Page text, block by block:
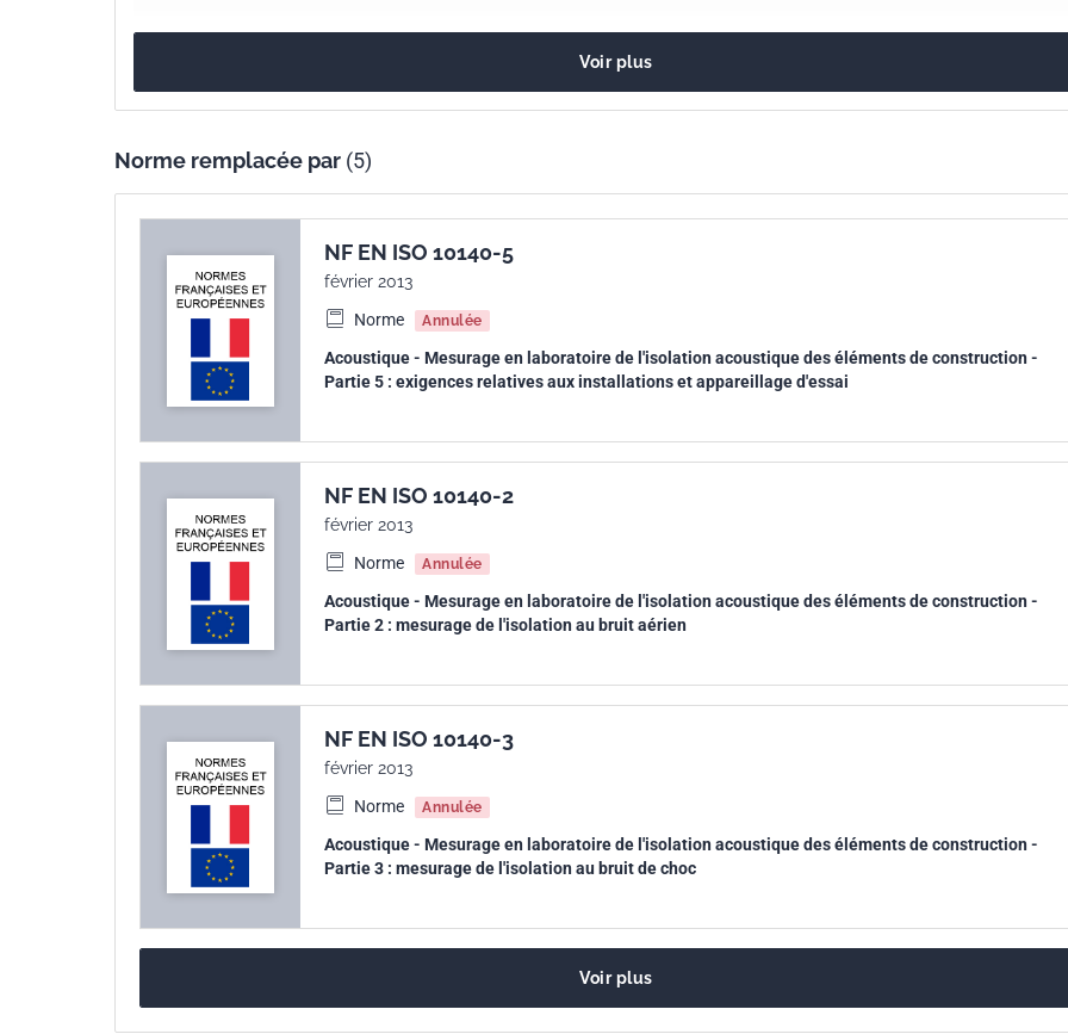
Codes ICS 91.120.20Acoustique dans le bâtiment. Isolation acoustique
Numéro de tirage 1 - décembre 2005
internationale
ISO 140-11:2005
européenne
EN ISO 140-11:2005
Voir plus
Norme remplacée par (5)
NF EN ISO 10140-5
février 2013
Norme
Annulée
Acoustique - Mesurage en laboratoire de l'isolation acoustique des éléments de construction -
Partie 5 : exigences relatives aux installations et appareillage d'essai
NF EN ISO 10140-2
février 2013
Norme
Annulée
Acoustique - Mesurage en laboratoire de l'isolation acoustique des éléments de construction -
Partie 2 : mesurage de l'isolation au bruit aérien
NF EN ISO 10140-3
février 2013
Norme
Annulée
Acoustique - Mesurage en laboratoire de l'isolation acoustique des éléments de construction -
Partie 3 : mesurage de l'isolation au bruit de choc
Voir plus